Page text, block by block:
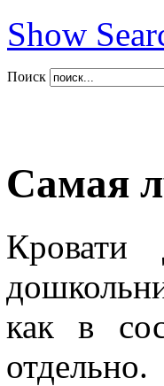
Show
Поиск
Самая
как в
отдельно.